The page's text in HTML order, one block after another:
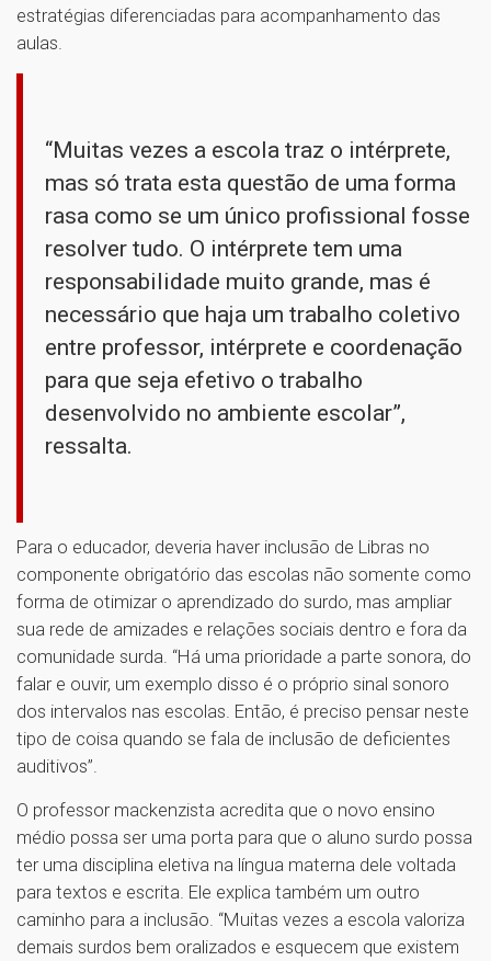
estratégias diferenciadas para acompanhamento das
aulas.
“Muitas vezes a escola traz o intérprete,
mas só trata esta questão de uma forma
rasa como se um único profissional fosse
resolver tudo. O intérprete tem uma
responsabilidade muito grande, mas é
necessário que haja um trabalho coletivo
entre professor, intérprete e coordenação
para que seja efetivo o trabalho
desenvolvido no ambiente escolar”,
ressalta.
Para o educador, deveria haver inclusão de Libras no
componente obrigatório das escolas não somente como
forma de otimizar o aprendizado do surdo, mas ampliar
sua rede de amizades e relações sociais dentro e fora da
comunidade surda. “Há uma prioridade a parte sonora, do
falar e ouvir, um exemplo disso é o próprio sinal sonoro
dos intervalos nas escolas. Então, é preciso pensar neste
tipo de coisa quando se fala de inclusão de deficientes
auditivos”.
O professor mackenzista acredita que o novo ensino
médio possa ser uma porta para que o aluno surdo possa
ter uma disciplina eletiva na língua materna dele voltada
para textos e escrita. Ele explica também um outro
caminho para a inclusão. “Muitas vezes a escola valoriza
demais surdos bem oralizados e esquecem que existem